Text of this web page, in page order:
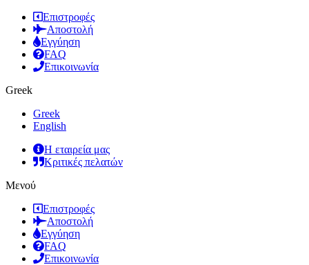
Επιστροφές
Αποστολή
Εγγύηση
FAQ
Επικοινωνία
Greek
Greek
English
Η εταιρεία μας
Κριτικές πελατών
Μενού
Επιστροφές
Αποστολή
Εγγύηση
FAQ
Επικοινωνία